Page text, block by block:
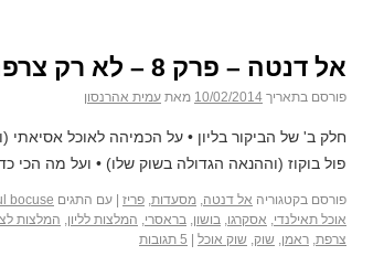
אל דנטה – פרק 8 – לא רק צרפתית
פורסם בתאריך 10/02/2014 מאת עמית אהרנסון
חלק ב' של הביקור בליון • על הכמיהה לאוכל
פול בוקוז (וההנאה הגדולה בשוק שלו) • ועל מה הכי
פורסם בקטגוריה אל דנטה, מסעדות, פריז עם התגים bocuse
אוכל תאילנדי, אסקרגו, בושון, בראסרי, המלצות לליון, המלצות
צרפת, ראמן, שוק, שוק אוכל 5 תגובות